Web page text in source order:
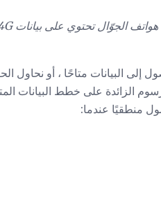
إلى البيانات متاحًا ، أو
الزائدة على خطط البيانات
منطقيًا عندما: